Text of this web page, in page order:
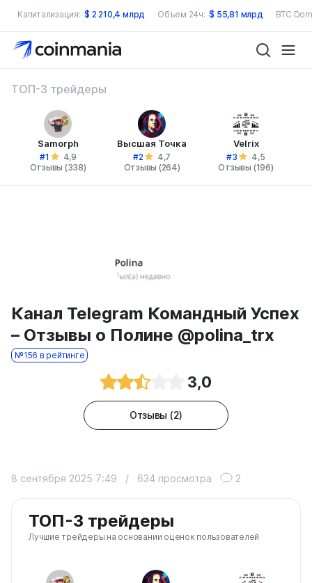
Капитализация: $ 2 210,4 млрд Объем 24ч: $ 55,81 млрд BTC
ТОП-3 трейдеры
Samorph
#1
4,9
Отзывы (338)
Высшая Точка
#2
4,7
Отзывы (264)
Velrix
#3
4,5
Отзывы (196)
Канал Telegram Командный Успех
– Отзывы о Полине @polina_trx
№156 в рейтинге
3,0
Отзывы (2)
8 сентября 2025 7:49 / 634 просмотра 2
ТОП-3 трейдеры
Лучшие трейдеры на основании оценок пользователей